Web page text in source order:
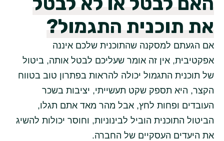
את תוכנית התגמול?
אם הגעתם למסקנה שהתוכנית שלכם איננה
אפקטיבית, אין זה אומר שעליכם לבטל אותה, ביטול
של תוכנית התגמול יכולה להראות בפתרון טוב בטווח
הקצר, היא תספק שקט תעשייתי, יציבות בשכר
העובדים ופחות לחץ, אבל מהר מאד אתם תגלו,
הביטול התוכנית הוביל לבינוניות, וחוסר יכולות להשיג
את היעדים העסקיים של החברה.